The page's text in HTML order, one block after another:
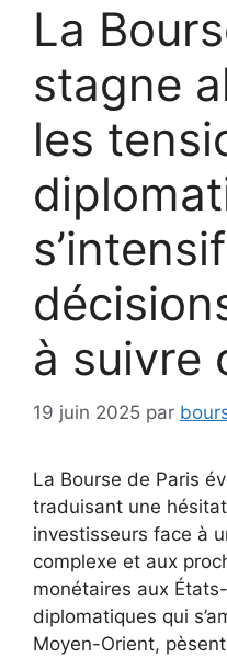
La
stagne
les
à suivre
19 juin 2025 par
La Bourse de Paris
traduisant une
investisseurs face à
complexe et aux
monétaires aux
diplomatiques qui
Moyen-Orient,